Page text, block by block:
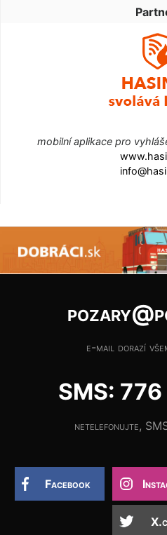
mobilní aplikace pro
e-mail dorazí
SMS:
netelefonujte,
Facebook